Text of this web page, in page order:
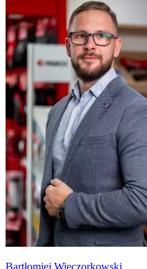
Bartłomiej Wieczorkowski